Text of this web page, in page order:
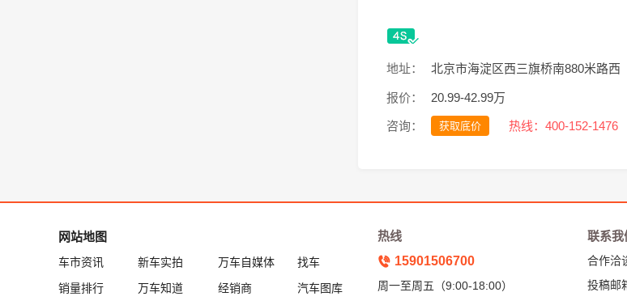
地址： 北京市海淀区西三旗桥南880米路西
报价： 20.99-42.99万
咨询： 获取底价 热线：400-152-1476
网站地图
车市资讯 新车实拍 万车自媒体
找车
销量排行
万车知道 经销商
汽车图库
热线
15901506700
周一至周五（9:00-18:00）
联系我
合作洽
投稿邮